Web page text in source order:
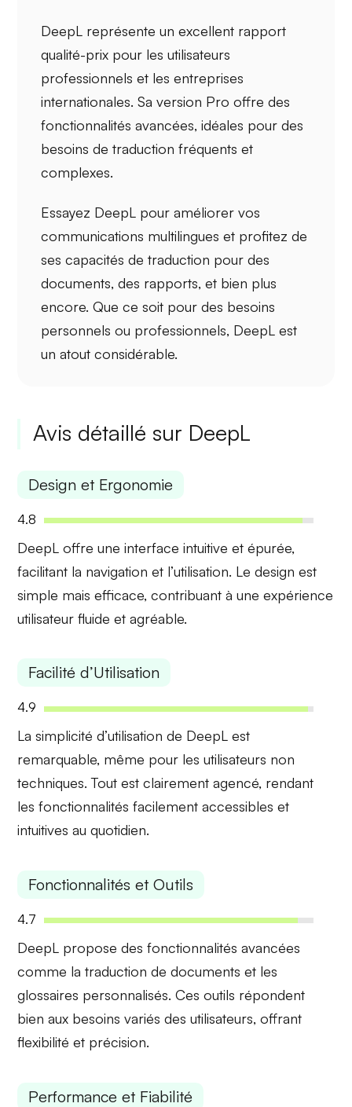
DeepL représente un excellent rapport
qualité-prix pour les utilisateurs
professionnels et les entreprises
internationales. Sa version Pro offre des
fonctionnalités avancées, idéales pour des
besoins de traduction fréquents et
complexes.
Essayez DeepL pour améliorer vos
communications multilingues et profitez de
ses capacités de traduction pour des
documents, des rapports, et bien plus
encore. Que ce soit pour des besoins
personnels ou professionnels, DeepL est
un atout considérable.
Avis détaillé sur DeepL
Design et Ergonomie
4.8
DeepL offre uneinterface intuitive et épurée,
facilitant la navigation et l’utilisation. Le design est
simple mais efficace, contribuant à une expérience
utilisateur fluide et agréable.
Facilité d’Utilisation
4.9
Lasimplicité d’utilisation de DeepL est
remarquable, même pour les utilisateurs non
techniques. Tout est clairement agencé, rendant
les fonctionnalités facilement accessibles et
intuitives au quotidien.
Fonctionnalités et Outils
4.7
DeepL propose desfonctionnalités avancées
comme la traduction de documents et les
glossaires personnalisés. Ces outils répondent
bien aux besoins variés des utilisateurs, offrant
flexibilité et précision.
Performance et Fiabilité